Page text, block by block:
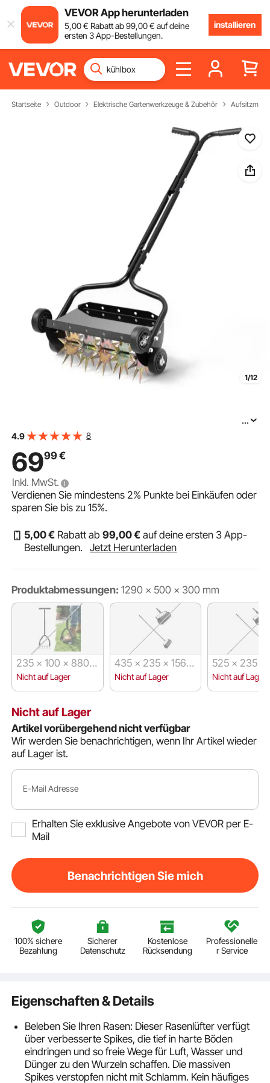
VEVOR App herunterladen
5,00€ Rabatt ab99,00€ auf deine
ersten 3 App-Bestellungen.
installieren
Startseite Outdoor Elektrische Gartenwerkzeuge & Zubehör
1/12
VEVOR Rasenlüfter Walze Manuell 45 cm, Aerifizierer für
Rasenbelüfter aus Stahl, Rasenrolle für Verdichtete
...
4.9 8
6999€
Inkl. MwSt.
Verdienen Sie mindestens2% Punkte bei Einkäufen oder
sparen Sie bis zu15%.
5,00€ Rabatt ab99,00€ auf deine ersten 3 App-
Bestellungen.
Jetzt Herunterladen
Produktabmessungen: 1290 × 500 × 300 mm
235 × 100 × 880
mm
Nicht auf Lager
435 × 235 × 1560
mm
Nicht auf Lager
525 × 235 ×
mm
Nicht auf Lager
Nicht auf Lager
Artikel vorübergehend nicht verfügbar
Wir werden Sie benachrichtigen, wenn Ihr Artikel wieder
auf Lager ist.
E-Mail Adresse
Erhalten Sie exklusive Angebote von VEVOR per E-
Mail
Benachrichtigen Sie mich
100% sichere
Bezahlung
Sicherer
Datenschutz
Kostenlose
Rücksendung
Professionelle
r Service
Eigenschaften & Details
Beleben Sie Ihren Rasen: Dieser Rasenlüfter verfügt
über verbesserte Spikes, die tief in harte Böden
eindringen und so freie Wege für Luft, Wasser und
Dünger zu den Wurzeln schaffen. Die massiven
Spikes verstopfen nicht mit Schlamm. Kein häufiges